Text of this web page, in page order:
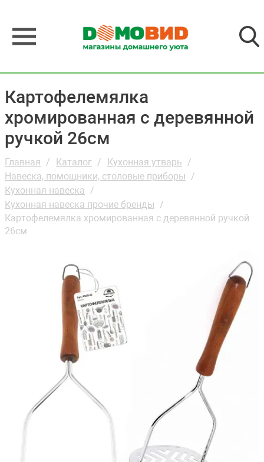
Картофелемялка
хромированная с деревянной
ручкой 26см
Главная Каталог
Кухонная утварь
Навеска, помощники, столовые приборы
Кухонная навеска
Кухонная навеска прочие бренды
Картофелемялка хромированная с деревянной ручкой
26см